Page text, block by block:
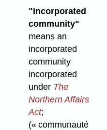
"incorporated
community"
means an
incorporated
community
incorporated
under The
Northern Affairs
Act;
(« communauté